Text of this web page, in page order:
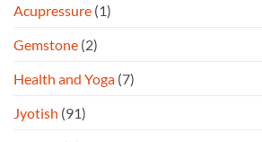
Acupressure (1)
Gemstone (2)
Health and Yoga (7)
Jyotish (91)